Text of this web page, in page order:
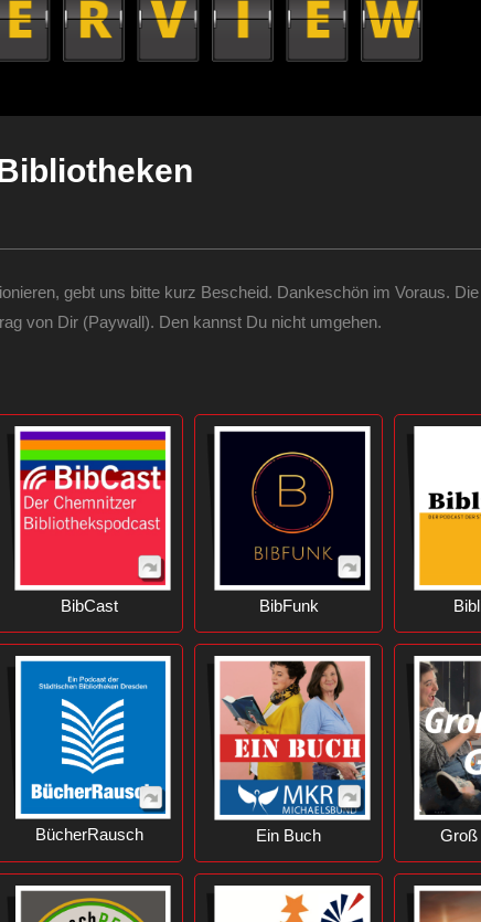
gebt uns bitte kurz Bescheid. Dankeschön im Voraus.
von Dir (Paywall). Den kannst Du nicht umgehen.
BibCast BibFunk
BücherRausch Ein Buch Groß